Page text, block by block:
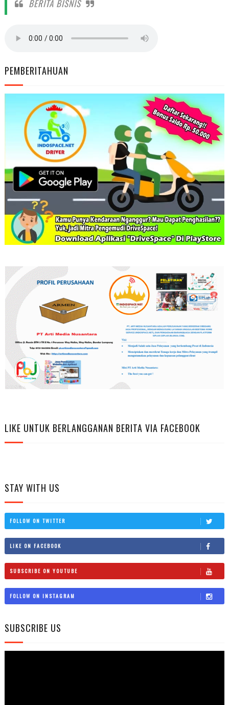
BERITA BISNIS
PEMBERITAHUAN
LIKE UNTUK BERLANGGANAN BERITA VIA FACEBOOK
STAY WITH US
FOLLOW ON TWITTER
LIKE ON FACEBOOK
SUBSCRIBE ON YOUTUBE
FOLLOW ON INSTAGRAM
SUBSCRIBE US